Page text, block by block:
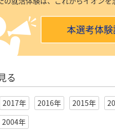
本選考体験
る
2017年 2016年 2015年
2004年